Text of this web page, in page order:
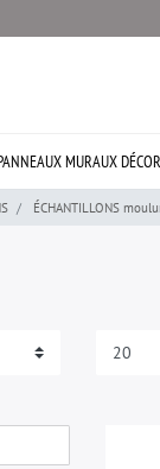
MURAUX
ÉCHANTILLONS